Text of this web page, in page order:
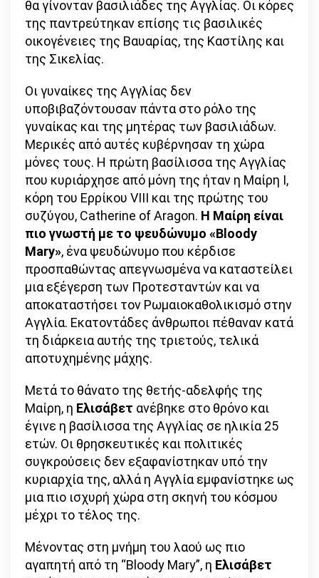
θα γίνονταν βασιλιάδες της Αγγλίας. Οι κόρες
της παντρεύτηκαν επίσης τις βασιλικές
οικογένειες της Βαυαρίας, της Καστίλης και
της Σικελίας.
Οι γυναίκες της Αγγλίας δεν
υποβιβαζόντουσαν πάντα στο ρόλο της
γυναίκας και της μητέρας των βασιλιάδων.
Μερικές από αυτές κυβέρνησαν τη χώρα
μόνες τους. Η πρώτη βασίλισσα της Αγγλίας
που κυριάρχησε από μόνη της ήταν η Μαίρη I,
κόρη του Ερρίκου VIII και της πρώτης του
συζύγου, Catherine of Aragon. Η Μαίρη είναι
πιο γνωστή με το ψευδώνυμο «Bloody
Mary», ένα ψευδώνυμο που κέρδισε
προσπαθώντας απεγνωσμένα να καταστείλει
μια εξέγερση των Προτεσταντών και να
αποκαταστήσει τον Ρωμαιοκαθολικισμό στην
Αγγλία. Εκατοντάδες άνθρωποι πέθαναν κατά
τη διάρκεια αυτής της τριετούς, τελικά
αποτυχημένης μάχης.
Μετά το θάνατο της θετής-αδελφής της
Μαίρη, η Ελισάβετ ανέβηκε στο θρόνο και
έγινε η βασίλισσα της Αγγλίας σε ηλικία 25
ετών. Οι θρησκευτικές και πολιτικές
συγκρούσεις δεν εξαφανίστηκαν υπό την
κυριαρχία της, αλλά η Αγγλία εμφανίστηκε ως
μια πιο ισχυρή χώρα στη σκηνή του κόσμου
μέχρι το τέλος της.
Μένοντας στη μνήμη του λαού ως πιο
αγαπητή από τη “Bloody Mary”, η Ελισάβετ